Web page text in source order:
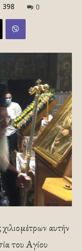
398 0
αυτήν
του Αγίου